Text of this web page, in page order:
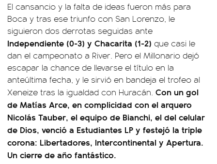
El cansancio y la falta de ideas fueron más para
Boca y tras ese triunfo con San Lorenzo, le
siguieron dos derrotas seguidas ante
Independiente (0-3) y Chacarita (1-2) que casi le
dan el campeonato a River. Pero el Millonario dejó
escapar la chance de llevarse el título en la
anteúltima fecha, y le sirvió en bandeja el trofeo al
Xeneize tras la igualdad con Huracán. Con un gol
de Matías Arce, en complicidad con el arquero
Nicolás Tauber, el equipo de Bianchi, el del celular
de Dios, venció a Estudiantes LP y festejó la triple
corona: Libertadores, Intercontinental y Apertura.
Un cierre de año fantástico.